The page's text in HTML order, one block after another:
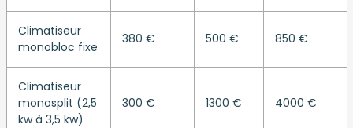
Climatiseur
monobloc fixe
380 € 500 € 850 €
Climatiseur
monosplit (2,5
kw à 3,5 kw)
300 € 1300 € 4000 €